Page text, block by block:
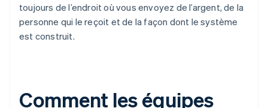
toujours de l’endroit où vous envoyez de l’argent, de la
personne qui le reçoit et de la façon dont le système
est construit.
Comment les équipes